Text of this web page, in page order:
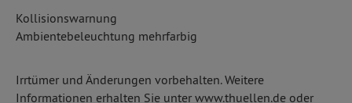
Kollisionswarnung
Ambientebeleuchtung mehrfarbig
Irrtümer und Änderungen vorbehalten. Weitere
Informationen erhalten Sie unter www.thuellen.de oder